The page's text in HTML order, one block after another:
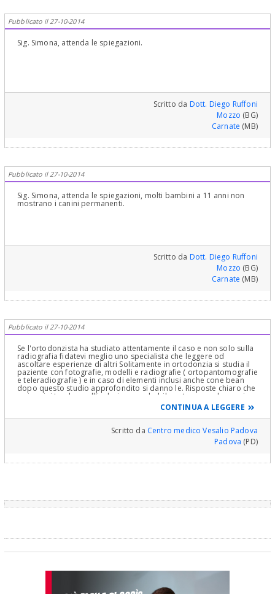
Pubblicato il 27-10-2014
Sig. Simona, attenda le spiegazioni.
Scritto da Dott. Diego Ruffoni
Mozzo (BG)
Carnate (MB)
Pubblicato il 27-10-2014
Sig. Simona, attenda le spiegazioni, molti bambini a 11 anni non
mostrano i canini permanenti.
Scritto da Dott. Diego Ruffoni
Mozzo (BG)
Carnate (MB)
Pubblicato il 27-10-2014
Se l'ortodonzista ha studiato attentamente il caso e non solo sulla
radiografia fidatevi meglio uno specialista che leggere od
ascoltare esperienze di altri Solitamente in ortodonzia si studia il
paziente con fotografie, modelli e radiografie ( ortopantomografie
e teleradiografie ) e in caso di elementi inclusi anche cone bean
dopo questo studio approfondito si danno le. Risposte chiaro che
se i canini tendono all'inclusione probabilmente manca lo spazio e
vi sono diverse tecniche per ottenerlo. Cordiali saluti
CONTINUA A LEGGERE
Scritto da Centro medico Vesalio Padova
Padova (PD)